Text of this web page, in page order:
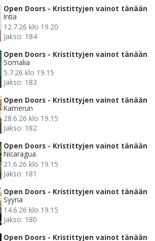
Open Doors - Kristittyjen vainot tänään
Intia
12.7.26 klo 19.20
Jakso: 184
Open Doors - Kristittyjen vainot tänään
Somalia
5.7.26 klo 19.15
Jakso: 183
Open Doors - Kristittyjen vainot tänään
Kamerun
28.6.26 klo 19.15
Jakso: 182
Open Doors - Kristittyjen vainot tänään
Nicaragua
21.6.26 klo 19.15
Jakso: 181
Open Doors - Kristittyjen vainot tänään
Syyria
14.6.26 klo 19.15
Jakso: 180
Open Doors - Kristittyjen vainot tänään